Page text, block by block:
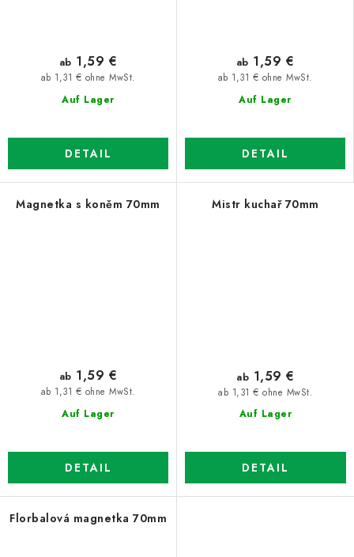
Auf Lager
ab 1,31 € ohne MwSt.
ab 1,59 €
DETAIL
Auf Lager
ab 1,31 € ohne MwSt.
ab 1,59 €
DETAIL
Magnetka s koněm 70mm
Auf Lager
ab 1,31 € ohne MwSt.
ab 1,59 €
DETAIL
Mistr kuchař 70mm
Auf Lager
ab 1,31 € ohne MwSt.
ab 1,59 €
DETAIL
Florbalová magnetka 70mm